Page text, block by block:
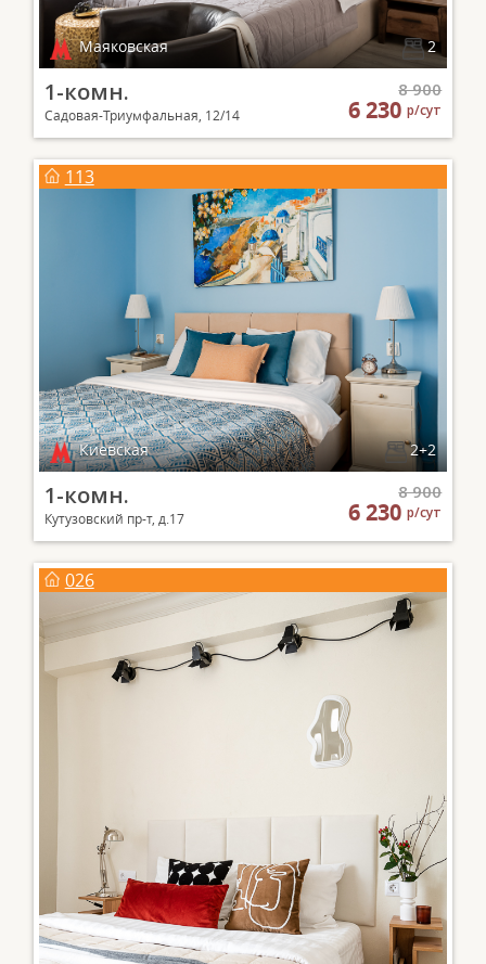
Маяковская 2
1-комн.
Садовая-Триумфальная, 12/14
8 900
6 230р/сут
113
Киевская 2+2
1-комн.
Кутузовский пр-т, д.17
8 900
6 230р/сут
026